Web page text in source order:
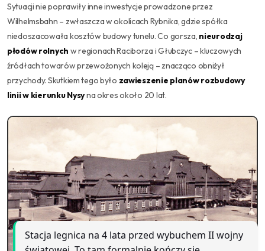
Sytuacji nie poprawiły inne inwestycje prowadzone przez
Wilhelmsbahn – zwłaszcza w okolicach Rybnika, gdzie spółka
niedoszacowała kosztów budowy tunelu. Co gorsza, nieurodzaj
płodów rolnych w regionach Raciborza i Głubczyc – kluczowych
źródłach towarów przewożonych koleją – znacząco obniżył
przychody. Skutkiem tego było zawieszenie planów rozbudowy
linii w kierunku Nysyna okres około 20 lat.
Stacja legnica na 4 lata przed wybuchem II wojny